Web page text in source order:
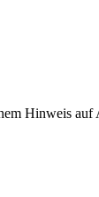
Hinweis